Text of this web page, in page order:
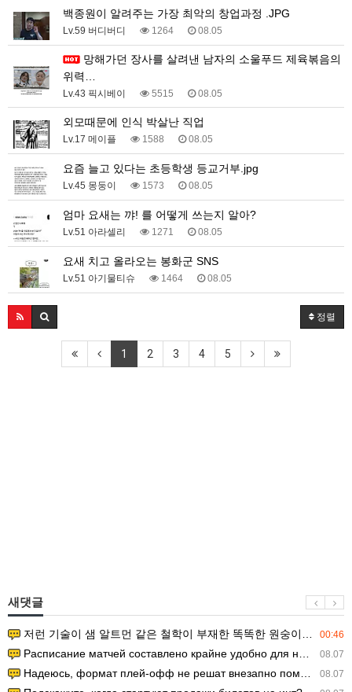
백종원이 알려주는 가장 최악의 창업과정 .JPG
Lv.59 버디버디 1264 08.05
위력…
Lv.43 픽시베이 5515 08.05
외모때문에 인식 박살난 직업
Lv.17 메이플 1588 08.05
요즘 늘고 있다는 초등학생 등교거부.jpg
Lv.45 몽둥이 1573 08.05
엄마 요새는 꺄! 를 어떻게 쓰는지 알아?
Lv.51 아라셀리 1271 08.05
요새 치고 올라오는 봉화군 SNS
Lv.51 아기물티슈 1464 08.05
정렬
1 2 3 4 5
새댓글
00:46
저런 기술이 샘 알트먼 같은 철학이 부재한 똑똑한 원숭이에게 있다는게 문제.
08.07
Расписание матчей составлено крайне удобно для нашего часово…
08.07
Надеюсь, формат плей-офф не решат внезапно поменять. https:/…